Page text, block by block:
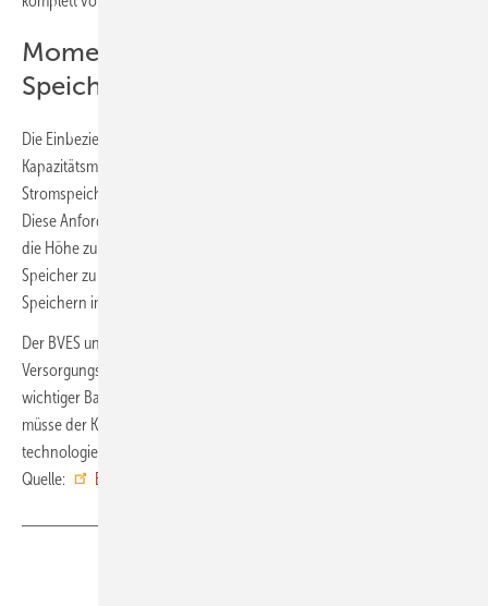
Momentanreserve als Chance für
Speichertechnologien
Die Einbeziehung von Anforderungen zur Momentanreserve in den
Kapazitätsmechanismus unterstützt der BVES grundsätzlich, da gerade
Stromspeicher sehr gut Momentanreserve liefern können.
Diese Anforderung nun jedoch dafür zu nutzen, die Kosten weiter in
die Höhe zu treiben und nicht kostengünstige Lieferanten wie
Speicher zu ermöglichen, macht den faktischen Ausschluss von
Speichern im StromVKG noch fragwürdiger.
Der BVES unterstützt ausdrücklich das Ziel des StromVKG,
Versorgungssicherheit langfristig abzusichern. Das Gesetz kann ein
wichtiger Baustein für ein resilientes Energiesystem werden. Dafür
müsse der Kapazitätsmarkt jedoch diskriminierungsfrei,
technologieoffen und europarechtskonform ausgestaltet werden. ■
Quelle:
BVES